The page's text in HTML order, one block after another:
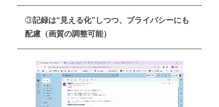
③記録は“見える化”しつつ、プライバシーにも
配慮（画質の調整可能）